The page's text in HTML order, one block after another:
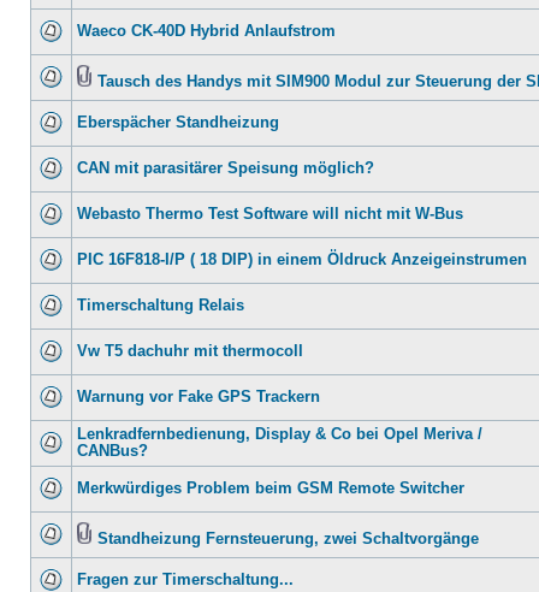
Waeco CK-40D Hybrid Anlaufstrom
Tausch des Handys mit SIM900 Modul zur Steuerung der
Eberspächer Standheizung
CAN mit parasitärer Speisung möglich?
Webasto Thermo Test Software will nicht mit W-Bus
PIC 16F818-I/P ( 18 DIP) in einem Öldruck Anzeigeinstrumen
Timerschaltung Relais
Vw T5 dachuhr mit thermocoll
Warnung vor Fake GPS Trackern
Lenkradfernbedienung, Display & Co bei Opel Meriva /
CANBus?
Merkwürdiges Problem beim GSM Remote Switcher
Standheizung Fernsteuerung, zwei Schaltvorgänge
Fragen zur Timerschaltung...